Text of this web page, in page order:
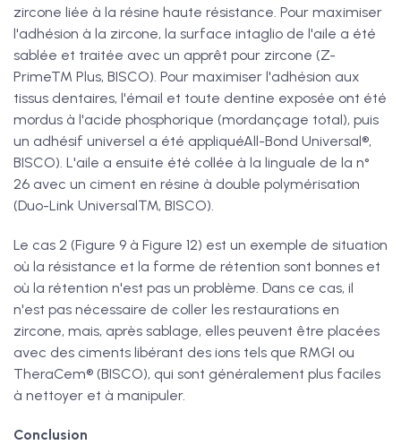
zircone liée à la résine haute résistance. Pour maximiser
l'adhésion à la zircone, la surface intaglio de l'aile a été
sablée et traitée avec un apprêt pour zircone (Z-
PrimeTM Plus, BISCO). Pour maximiser l'adhésion aux
tissus dentaires, l'émail et toute dentine exposée ont été
mordus à l'acide phosphorique (mordançage total), puis
un adhésif universel a été appliquéAll-Bond Universal®,
BISCO). L'aile a ensuite été collée à la linguale de la n°
26 avec un ciment en résine à double polymérisation
(Duo-Link Universal™, BISCO).
Le cas 2 (Figure 9 à Figure 12) est un exemple de situation
où la résistance et la forme de rétention sont bonnes et
où la rétention n'est pas un problème. Dans ce cas, il
n'est pas nécessaire de coller les restaurations en
zircone, mais, après sablage, elles peuvent être placées
avec des ciments libérant des ions tels que RMGI ou
TheraCem® (BISCO), qui sont généralement plus faciles
à nettoyer et à manipuler.
Conclusion